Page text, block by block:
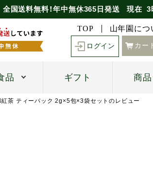
全国送料無料！年中無休365日発送 現在 3
TOP 山年園につ
ログイン カー
品 ギフト 商
茶 ティーパック 2g×5包×3袋セットのレビュー